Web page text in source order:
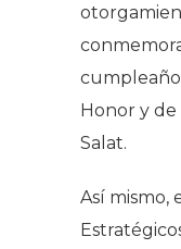
Honor y de
Salat.
Así mismo,